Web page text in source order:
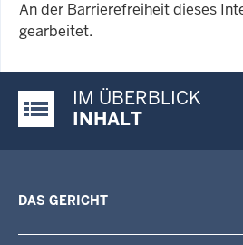
An der Barrierefreiheit dieses
gearbeitet.
Justiz-Portal im Überblick:
IM ÜBERBLICK
INHALT
DAS GERICHT